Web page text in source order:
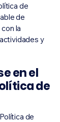
de
de
la
y
en el
de
de